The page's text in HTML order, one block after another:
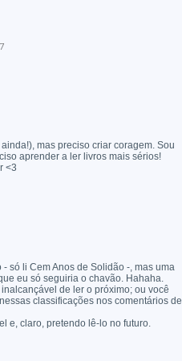
mas preciso criar coragem. Sou
aprender a ler livros mais sérios!
<3
só li Cem Anos de Solidão -, mas uma
eu só seguiria o chavão. Hahaha.
de ler o próximo; ou você
classificações nos comentários de
e, claro, pretendo lê-lo no futuro.